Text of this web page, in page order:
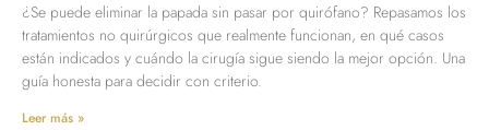
¿Se puede eliminar la papada sin pasar por quirófano? Repasamos los
tratamientos no quirúrgicos que realmente funcionan, en qué casos
están indicados y cuándo la cirugía sigue siendo la mejor opción. Una
guía honesta para decidir con criterio.
Leer más »